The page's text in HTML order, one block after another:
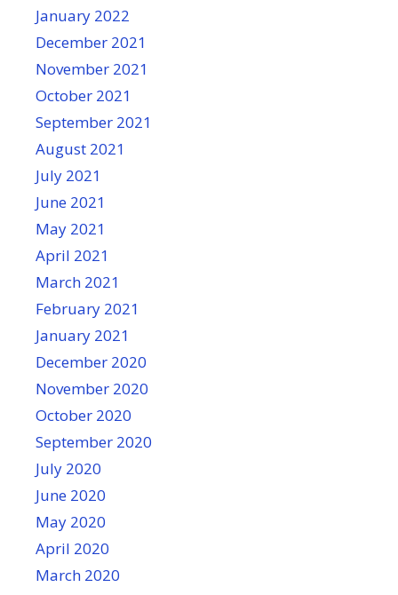
January 2022
December 2021
November 2021
October 2021
September 2021
August 2021
July 2021
June 2021
May 2021
April 2021
March 2021
February 2021
January 2021
December 2020
November 2020
October 2020
September 2020
July 2020
June 2020
May 2020
April 2020
March 2020